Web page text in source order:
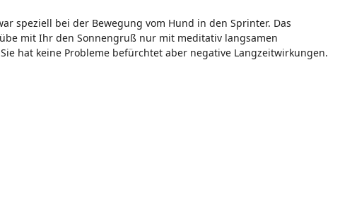
speziell bei der Bewegung vom Hund in den Sprinter. Das
mit Ihr den Sonnengruß nur mit meditativ langsamen
hat keine Probleme befürchtet aber negative Langzeitwirkungen.